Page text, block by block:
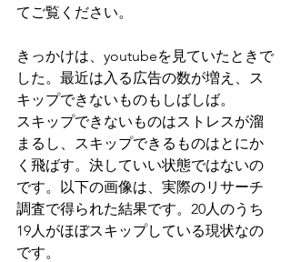
てご覧ください。
きっかけは、youtubeを見ていたときで
した。最近は入る広告の数が増え、ス
キップできないものもしばしば。
スキップできないものはストレスが溜
まるし、スキップできるものはとにか
く飛ばす。決していい状態ではないの
です。以下の画像は、実際のリサーチ
調査で得られた結果です。20人のうち
19人がほぼスキップしている現状なの
です。